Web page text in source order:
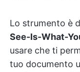
Lo strumento è
See-Is-What-
usare che ti
tuo documento